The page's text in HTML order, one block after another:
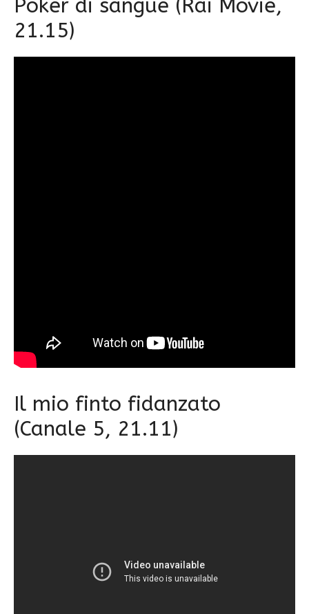
Poker di sangue (Rai Movie,
21.15)
Il mio finto fidanzato
(Canale 5, 21.11)